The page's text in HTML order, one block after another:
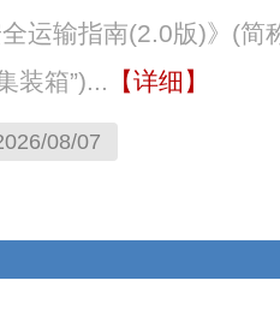
运输指南(2.0版)》(简
装箱”)... 【详细】
08/07